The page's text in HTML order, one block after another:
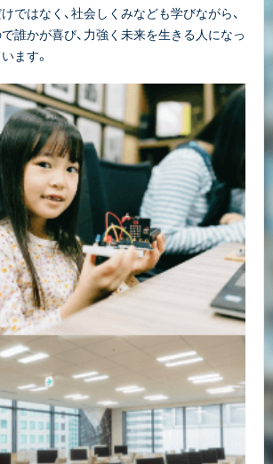
ではなく、社会しくみなども学びながら、
誰かが喜び、力強く未来を生きる人になっ
ます。